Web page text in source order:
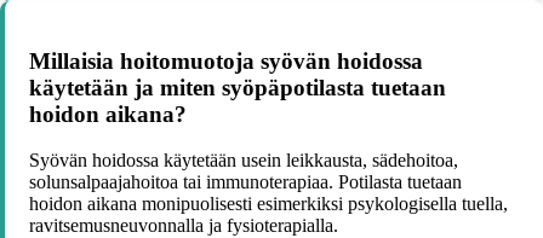
Millaisia hoitomuotoja syövän hoidossa
käytetään ja miten syöpäpotilasta tuetaan
hoidon aikana?
Syövän hoidossa käytetään usein leikkausta, sädehoitoa,
solunsalpaajahoitoa tai immunoterapiaa. Potilasta tuetaan
hoidon aikana monipuolisesti esimerkiksi psykologisella tuella,
ravitsemusneuvonnalla ja fysioterapialla.